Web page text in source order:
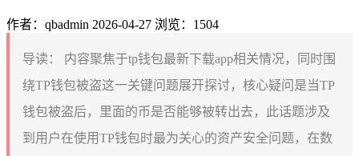
作者：qbadmin 2026-04-27 浏览：1504
导读：
内容聚焦于tp钱包最新下载app相关情况，同时围
绕TP钱包被盗这一关键问题展开探讨，核心疑问是当TP
钱包被盗后，里面的币是否能够被转出去，此话题涉及
到用户在使用TP钱包时最为关心的资产安全问题，在数